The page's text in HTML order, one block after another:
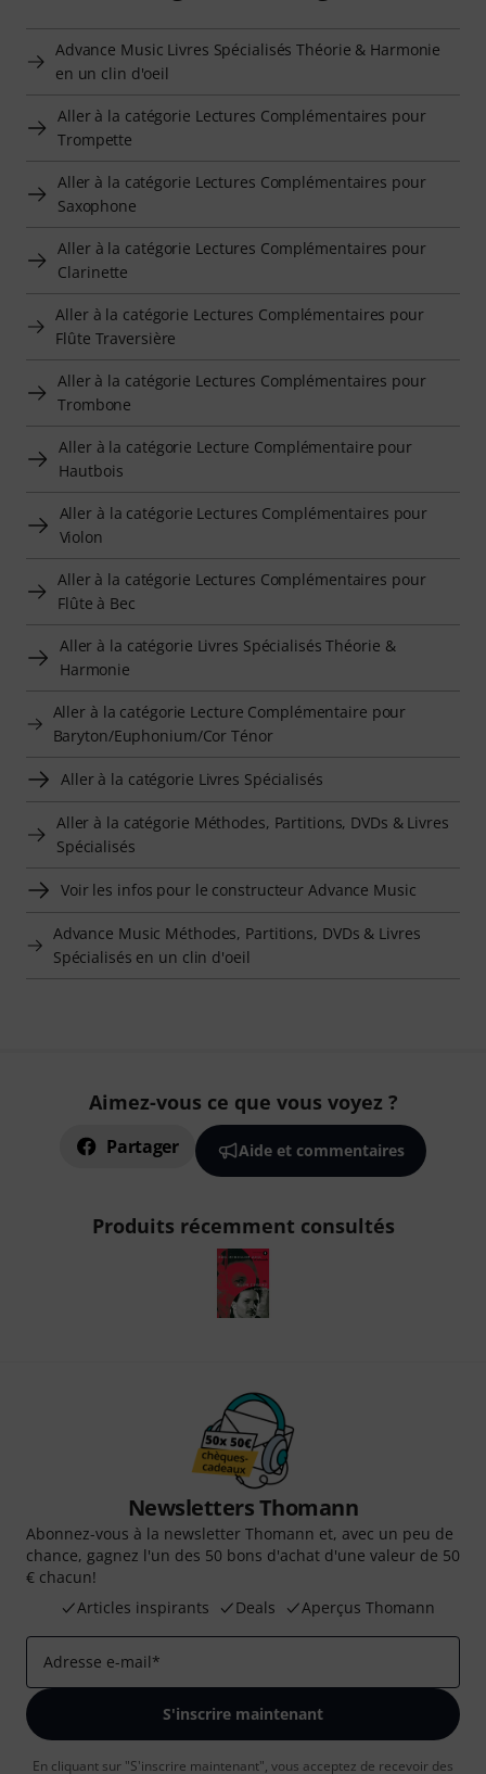
Advance Music Livres Spécialisés Théorie & Harmonie
en un clin d'oeil
Aller à la catégorie Lectures Complémentaires pour
Trompette
Aller à la catégorie Lectures Complémentaires pour
Saxophone
Aller à la catégorie Lectures Complémentaires pour
Clarinette
Aller à la catégorie Lectures Complémentaires pour
Flûte Traversière
Aller à la catégorie Lectures Complémentaires pour
Trombone
Aller à la catégorie Lecture Complémentaire pour
Hautbois
Aller à la catégorie Lectures Complémentaires pour
Violon
Aller à la catégorie Lectures Complémentaires pour
Flûte à Bec
Aller à la catégorie Livres Spécialisés Théorie &
Harmonie
Aller à la catégorie Lecture Complémentaire pour
Baryton/Euphonium/Cor Ténor
Aller à la catégorie Livres Spécialisés
Aller à la catégorie Méthodes, Partitions, DVDs & Livres
Spécialisés
Voir les infos pour le constructeur Advance Music
Advance Music Méthodes, Partitions, DVDs & Livres
Spécialisés en un clin d'oeil
Aimez-vous ce que vous voyez ?
Partager Aide et commentaires
Produits récemment consultés
Newsletters Thomann
Abonnez-vous à la newsletter Thomann et, avec un peu de
chance, gagnez l'un des 50 bons d'achat d'une valeur de 50
€ chacun!
Articles inspirants
Deals Aperçus Thomann
Adresse e-mail*
S'inscrire maintenant
En cliquant sur "S'inscrire maintenant", vous acceptez de recevoir des